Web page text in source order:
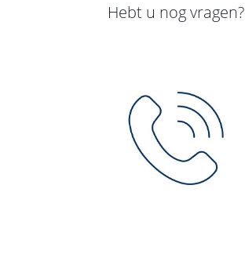
Hebt u nog vragen?